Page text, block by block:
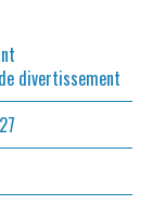
divertissement